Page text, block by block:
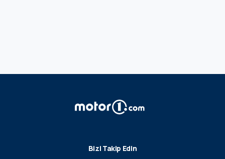
Bizi Takip Edin